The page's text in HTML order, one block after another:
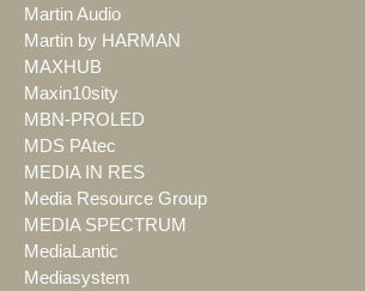
Martin Audio
Martin by HARMAN
MAXHUB
Maxin10sity
MBN-PROLED
MDS PAtec
MEDIA IN RES
Media Resource Group
MEDIA SPECTRUM
MediaLantic
Mediasystem